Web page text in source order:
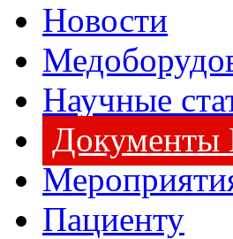
Новости
Научные
Документы
Пациенту